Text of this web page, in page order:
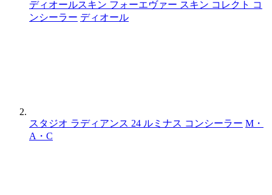
ディオールスキン フォーエヴァー スキン コレクト コ
ンシーラー ディオール
スタジオ ラディアンス 24 ルミナス コンシーラー M・
A・C